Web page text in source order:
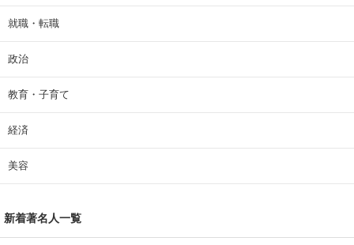
就職・転職
政治
教育・子育て
経済
美容
新着著名人一覧